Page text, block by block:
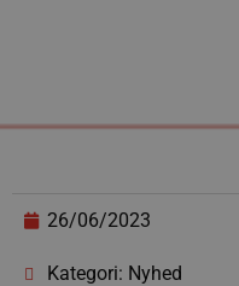
26/06/2023
Kategori: Nyhed